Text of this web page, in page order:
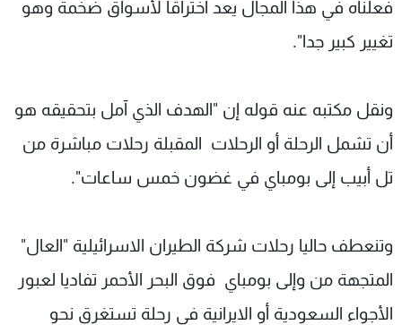
فعلناه في هذا المجال يعد اختراقا لأسواق ضخمة وهو
تغيير كبير جدا".
ونقل مكتبه عنه قوله إن "الهدف الذي آمل بتحقيقه هو
أن تشمل الرحلة أو الرحلات المقبلة رحلات مباشرة من
تل أبيب إلى بومباي في غضون خمس ساعات".
وتنعطف حاليا رحلات شركة الطيران الاسرائيلية "العال"
المتجهة من وإلى بومباي فوق البحر الأحمر تفاديا لعبور
الأجواء السعودية أو الايرانية في رحلة تستغرق نحو